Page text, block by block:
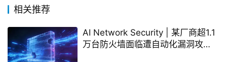
相关推荐
AI Network Security | 某厂商超1.1
万台防火墙面临遭自动化漏洞攻